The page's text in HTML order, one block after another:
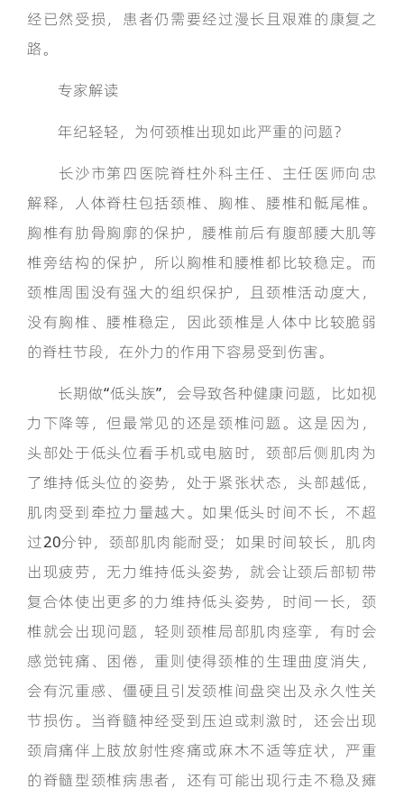
经已然受损，患者仍需要经过漫长且艰难的康复之
路。
专家解读
年纪轻轻，为何颈椎出现如此严重的问题？
长沙市第四医院脊柱外科主任、主任医师向忠
解释，人体脊柱包括颈椎、胸椎、腰椎和骶尾椎。
胸椎有肋骨胸廓的保护，腰椎前后有腹部腰大肌等
椎旁结构的保护，所以胸椎和腰椎都比较稳定。而
颈椎周围没有强大的组织保护，且颈椎活动度大，
没有胸椎、腰椎稳定，因此颈椎是人体中比较脆弱
的脊柱节段，在外力的作用下容易受到伤害。
长期做“低头族”，会导致各种健康问题，比如视
力下降等，但最常见的还是颈椎问题。这是因为，
头部处于低头位看手机或电脑时，颈部后侧肌肉为
了维持低头位的姿势，处于紧张状态，头部越低，
肌肉受到牵拉力量越大。如果低头时间不长，不超
过20分钟，颈部肌肉能耐受；如果时间较长，肌肉
出现疲劳，无力维持低头姿势，就会让颈后部韧带
复合体使出更多的力维持低头姿势，时间一长，颈
椎就会出现问题，轻则颈椎局部肌肉痉挛，有时会
感觉钝痛、困倦，重则使得颈椎的生理曲度消失，
会有沉重感、僵硬且引发颈椎间盘突出及永久性关
节损伤。当脊髓神经受到压迫或刺激时，还会出现
颈肩痛伴上肢放射性疼痛或麻木不适等症状，严重
的脊髓型颈椎病患者，还有可能出现行走不稳及瘫